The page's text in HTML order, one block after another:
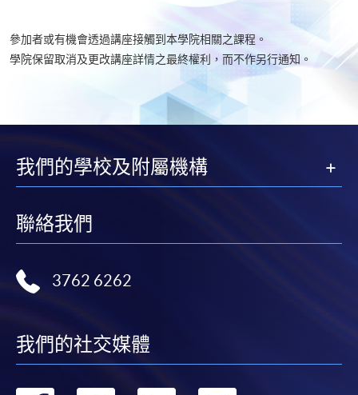
參加者或有機會透過講座接觸到本學院相關之課程。
學院保留取消及更改講座詳情之最終權利，而不作另行通知。
我們的學校及附屬機構
聯絡我們
3762 6262
我們的社交媒體